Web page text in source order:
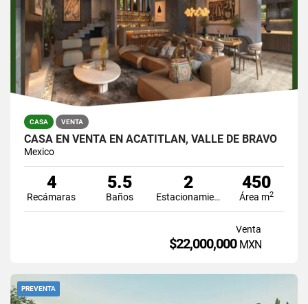
CASA VENTA
CASA EN VENTA EN ACATITLÁN, VALLE DE BRAVO
Mexico
4
Recámaras
5.5
Baños
2
Estacionamiento
450
Área m2
Venta
$22,000,000 MXN
PREVENTA